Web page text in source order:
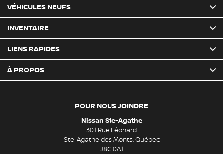
POUR NOUS JOINDRE
Nissan Ste-Agathe
301 Rue Léonard
Ste-Agathe des Monts,Québec
J8C 0A1
VÉHICULES NEUFS
INVENTAIRE
LIENS RAPIDES
À PROPOS